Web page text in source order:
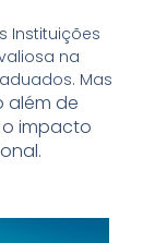
Instituições
na
Mas
além de
impacto